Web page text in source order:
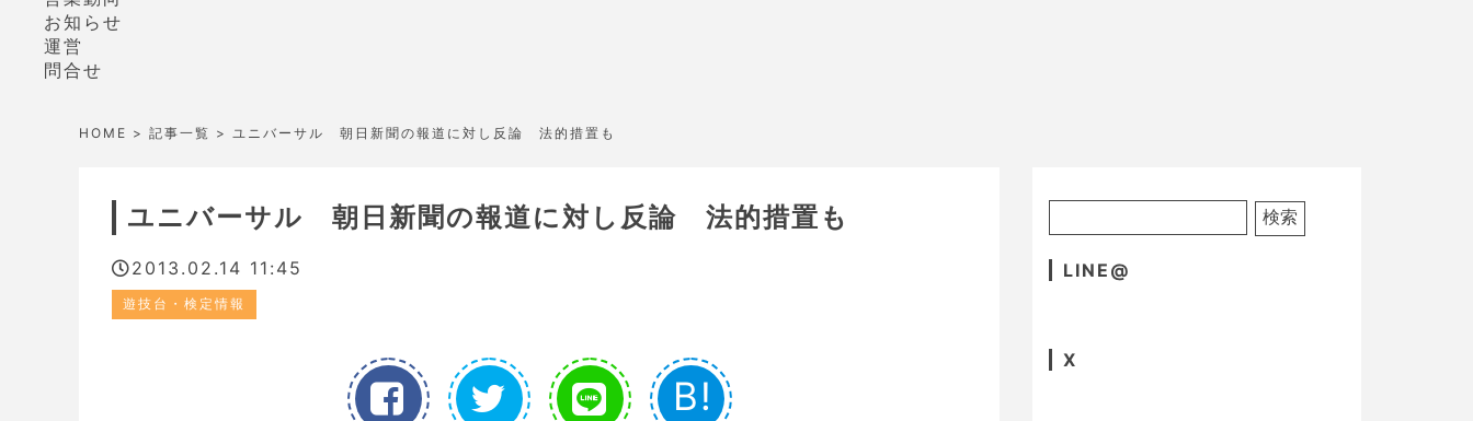
お知らせ
運営
問合せ
HOME > 記事一覧 > ユニバーサル 朝日新聞の報道に対し反論 法的措置も
ユニバーサル 朝日新聞の報道に対し反論 法的措置も
2013.02.14 11:45
遊技台・検定情報
B!
LINE@
X